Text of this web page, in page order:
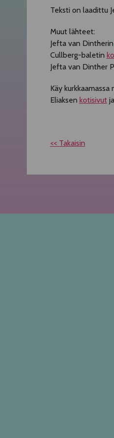
Teksti on laadittu
Muut lähteet:
Jefta van Dintherin
Cullberg-baletin
Jefta van Dinther
Käy kurkkaamassa
Eliaksen kotisivut
<< Takaisin